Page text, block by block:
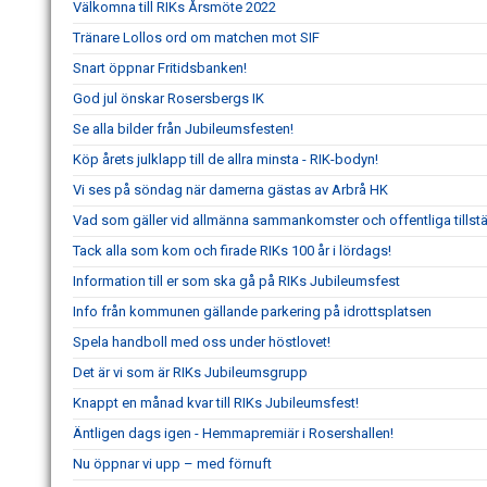
Välkomna till RIKs Årsmöte 2022
Tränare Lollos ord om matchen mot SIF
Snart öppnar Fritidsbanken!
God jul önskar Rosersbergs IK
Se alla bilder från Jubileumsfesten!
Köp årets julklapp till de allra minsta - RIK-bodyn!
Vi ses på söndag när damerna gästas av Arbrå HK
Vad som gäller vid allmänna sammankomster och offentliga
Tack alla som kom och firade RIKs 100 år i lördags!
Information till er som ska gå på RIKs Jubileumsfest
Info från kommunen gällande parkering på idrottsplatsen
Spela handboll med oss under höstlovet!
Det är vi som är RIKs Jubileumsgrupp
Knappt en månad kvar till RIKs Jubileumsfest!
Äntligen dags igen - Hemmapremiär i Rosershallen!
Nu öppnar vi upp – med förnuft